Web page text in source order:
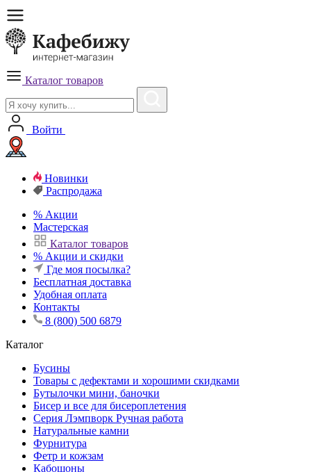
Каталог товаров
Войти
Новинки
Распродажа
% Акции
Мастерская
Каталог товаров
% Акции и скидки
Где моя посылка?
Бесплатная доставка
Удобная оплата
Контакты
8 (800) 500 6879
Каталог
Бусины
Товары с дефектами и хорошими скидками
Бутылочки мини, баночки
Бисер и все для бисероплетения
Серия Лэмпворк Ручная работа
Натуральные камни
Фурнитура
Фетр и кожзам
Кабошоны